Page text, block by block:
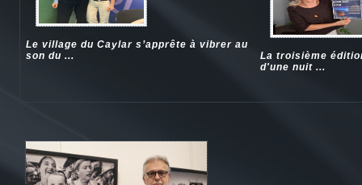
Le village du Caylar s’apprête à vibrer au
son du ...
La troisième
d'une nuit ...